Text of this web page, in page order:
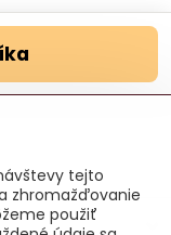
tejto
zhromažďovanie
použiť